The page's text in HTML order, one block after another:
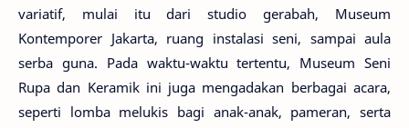
variatif, mulai itu dari studio gerabah, Museum
Kontemporer Jakarta, ruang instalasi seni, sampai aula
serba guna. Pada waktu-waktu tertentu, Museum Seni
Rupa dan Keramik ini juga mengadakan berbagai acara,
seperti lomba melukis bagi anak-anak, pameran, serta